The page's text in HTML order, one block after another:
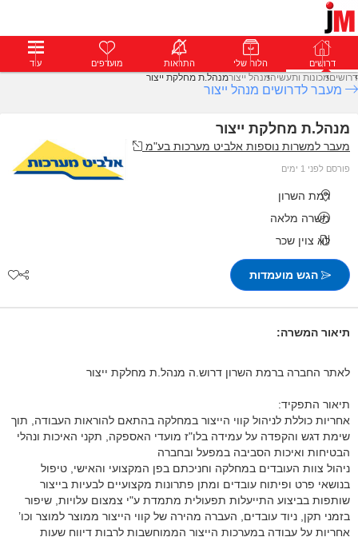
דרושים פרופילים הודעות פרימיום דרושים הלוח שלי התראות מועדפים עוד
דרושיםמכונות ותעשיהמנהל ייצורמנהל.ת מחלקת ייצור
מעבר לדרושים מנהל ייצור
מנהל.ת מחלקת ייצור
מעבר למשרות נוספות אלביט מערכות בע"מ
פורסם לפני 1 ימים
רמת השרון
משרה מלאה
לא צוין שכר
הגש מועמדות
תיאור המשרה:
לאתר החברה ברמת השרון דרוש.ה מנהל.ת מחלקת ייצור
תיאור התפקיד:
אחריות כוללת לניהול קווי הייצור במחלקה בהתאם להוראות העבודה, תוך
שימת דגש והקפדה על עמידה בלו"ז מועדי האספקה, תקני האיכות ונהלי
הבטיחות ואיכות הסביבה במפעל ובחברה
ניהול צוות העובדים במחלקה וחניכתם בפן המקצועי והאישי, טיפול
בנושאי פרט ופיתוח עובדים ומתן פתרונות מקצועיים לבעיות בייצור
שותפות בביצוע התייעלות תפעולית מתמדת ע"י צמצום עלויות, שיפור
בזמני תקן, ניוד עובדים, העברה מהירה של קווי הייצור ממוצר למוצר וכו’
אחריות על עבודה במערכות הייצור הממוחשבות לרבות דיווח שעות